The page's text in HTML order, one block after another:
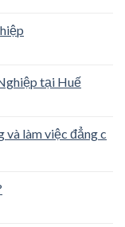
tại Huế
và làm việc đẳng c